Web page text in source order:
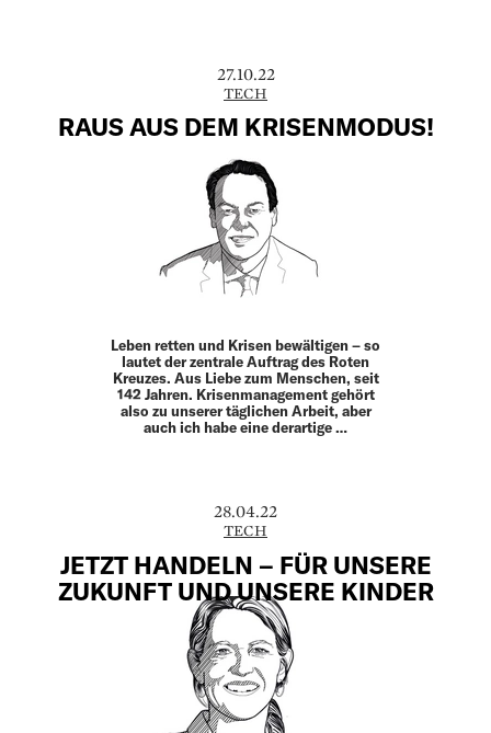
27.10.22
TECH
RAUS AUS DEM KRISENMODUS!
Leben retten und Krisen bewältigen – so
lautet der zentrale Auftrag des Roten
Kreuzes. Aus Liebe zum Menschen, seit
142 Jahren. Krisenmanagement gehört
also zu unserer täglichen Arbeit, aber
auch ich habe eine derartige …
28.04.22
TECH
JETZT HANDELN – FÜR UNSERE
ZUKUNFT UND UNSERE KINDER